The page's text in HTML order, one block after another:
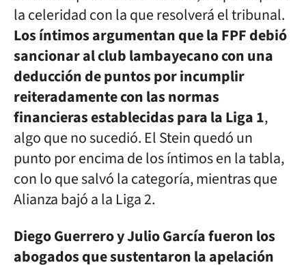
la celeridad con la que resolverá el tribunal.
Los íntimos argumentan que la FPF debió
sancionar al club lambayecano con una
deducción de puntos por incumplir
reiteradamente con las normas
financieras establecidas para la Liga 1,
algo que no sucedió. El Stein quedó un
punto por encima de los íntimos en la tabla,
con lo que salvó la categoría, mientras que
Alianza bajó a la Liga 2.
Diego Guerrero y Julio García fueron los
abogados que sustentaron la apelación